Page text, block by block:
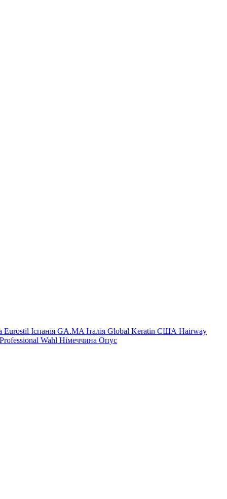
Eurostil Іспанія GA.MA Італія Global Keratin США Hairway
Wahl Німеччина Опус